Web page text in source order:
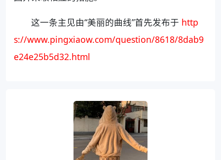
这一条主见由“美丽的曲线”首先发布于 http
s://www.pingxiaow.com/question/8618/8dab9
e24e25b5d32.html